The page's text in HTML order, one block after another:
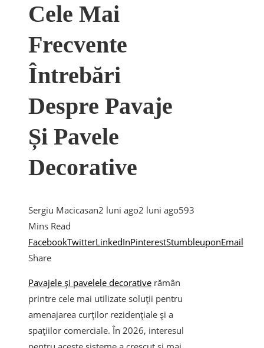
Cele Mai
Frecvente
Întrebări
Despre Pavaje
Și Pavele
Decorative
Sergiu Macicasan2 luni ago2 luni ago593
Mins Read
FacebookTwitterLinkedInPinterestStumbleuponEmail
Share
Pavajele și pavelele decorative rămân
printre cele mai utilizate soluții pentru
amenajarea curților rezidențiale și a
spațiilor comerciale. În 2026, interesul